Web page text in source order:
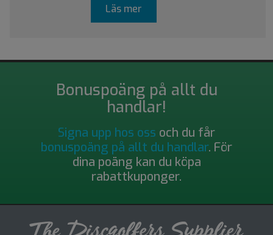
Läs mer
Bonuspoäng på allt du
handlar!
Signa upp hos oss och du får
bonuspoäng på allt du handlar. För
dina poäng kan du köpa
rabattkuponger.